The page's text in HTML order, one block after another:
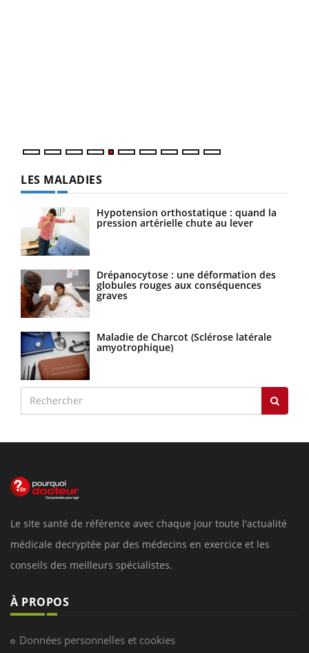
LES MALADIES
Hypotension orthostatique : quand la
pression artérielle chute au lever
Drépanocytose : une déformation des
globules rouges aux conséquences
graves
Maladie de Charcot (Sclérose latérale
amyotrophique)
Le site santé de référence avec chaque jour toute l'actualité
médicale decryptée par des médecins en exercice et les
conseils des meilleurs spécialistes.
À PROPOS
Données personnelles et cookies